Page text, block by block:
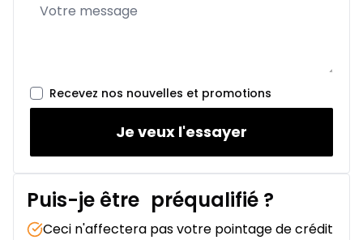
Recevez nos nouvelles et promotions
Je veux l'essayer
Puis-je être préqualifié ?
Ceci n'affectera pas votre pointage de crédit